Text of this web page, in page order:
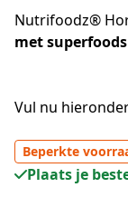
Nutrifoodz®
met superfoods
Vul nu
Beperkte
Plaats je